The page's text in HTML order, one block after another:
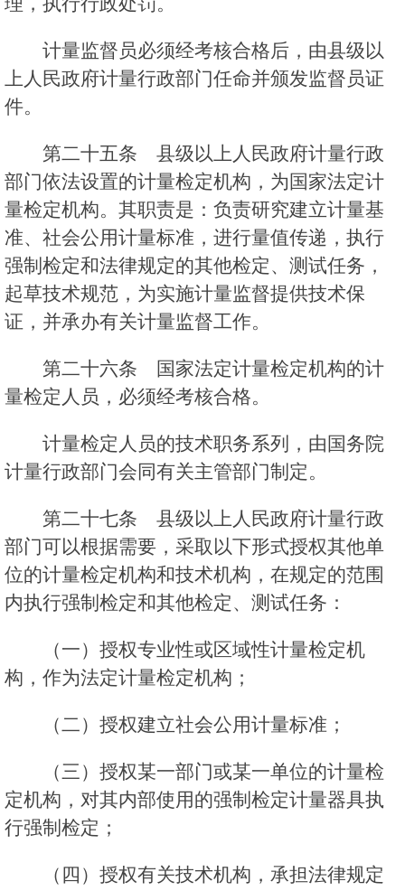
计量监督员必须经考核合格后，由县级以
上人民政府计量行政部门任命并颁发监督员证
件。
第二十五条 县级以上人民政府计量行政
部门依法设置的计量检定机构，为国家法定计
量检定机构。其职责是：负责研究建立计量基
准、社会公用计量标准，进行量值传递，执行
强制检定和法律规定的其他检定、测试任务，
起草技术规范，为实施计量监督提供技术保
证，并承办有关计量监督工作。
第二十六条 国家法定计量检定机构的计
量检定人员，必须经考核合格。
计量检定人员的技术职务系列，由国务院
计量行政部门会同有关主管部门制定。
第二十七条 县级以上人民政府计量行政
部门可以根据需要，采取以下形式授权其他单
位的计量检定机构和技术机构，在规定的范围
内执行强制检定和其他检定、测试任务：
（一）授权专业性或区域性计量检定机
构，作为法定计量检定机构；
（二）授权建立社会公用计量标准；
（三）授权某一部门或某一单位的计量检
定机构，对其内部使用的强制检定计量器具执
行强制检定；
（四）授权有关技术机构，承担法律规定